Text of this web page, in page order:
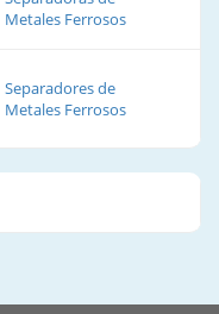
Metales Ferrosos
Separadores de
Metales Ferrosos